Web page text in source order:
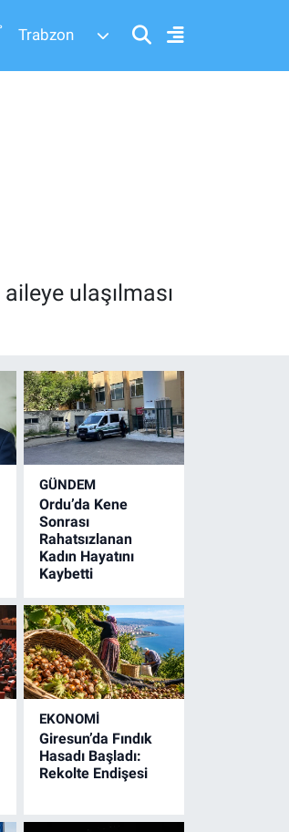
Trabzon
ulaşılması
GÜNDEM
Ordu’da Kene
Sonrası
Rahatsızlanan
Kadın Hayatını
Kaybetti
EKONOMİ
Giresun’da Fındık
Hasadı Başladı:
Rekolte Endişesi